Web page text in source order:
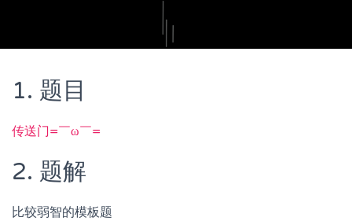
1. 题目
传送门=￣ω￣=
2. 题解
比较弱智的模板题